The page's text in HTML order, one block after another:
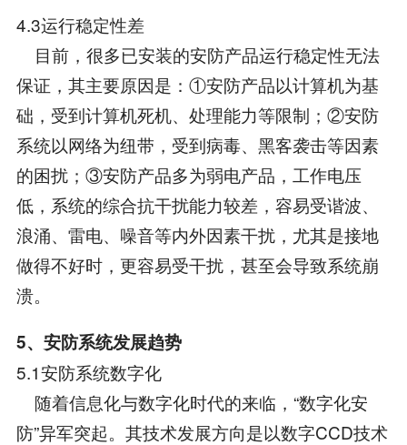
4.3运行稳定性差
目前，很多已安装的安防产品运行稳定性无法
保证，其主要原因是：①安防产品以计算机为基
础，受到计算机死机、处理能力等限制；②安防
系统以网络为纽带，受到病毒、黑客袭击等因素
的困扰；③安防产品多为弱电产品，工作电压
低，系统的综合抗干扰能力较差，容易受谐波、
浪涌、雷电、噪音等内外因素干扰，尤其是接地
做得不好时，更容易受干扰，甚至会导致系统崩
溃。
5、安防系统发展趋势
5.1安防系统数字化
随着信息化与数字化时代的来临，“数字化安
防”异军突起。其技术发展方向是以数字CCD技术